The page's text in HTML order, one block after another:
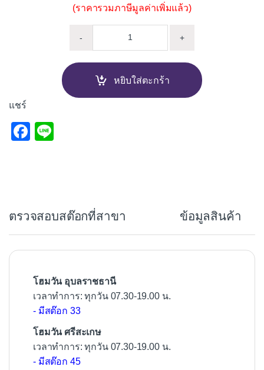
(ราคารวมภาษีมูลค่าเพิ่มแล้ว)
- +
หยิบใส่ตะกร้า
แชร์
F
o
o
ตรวจสอบสต๊อกที่สาขา ข้อมูลสินค้า
โฮมวัน อุบลราชธานี
เวลาทำการ: ทุกวัน 07.30-19.00 น.
- มีสต๊อก 33
โฮมวัน ศรีสะเกษ
เวลาทำการ: ทุกวัน 07.30-19.00 น.
- มีสต๊อก 45